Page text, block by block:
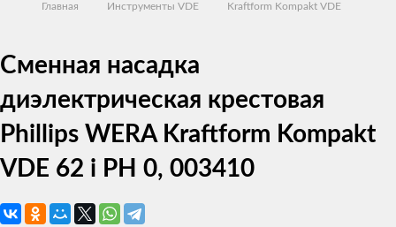
Главная Инструменты VDE Kraftform Kompakt VDE
Сменная насадка
диэлектрическая крестовая
Phillips WERA Kraftform Kompakt
VDE 62 i PH 0, 003410